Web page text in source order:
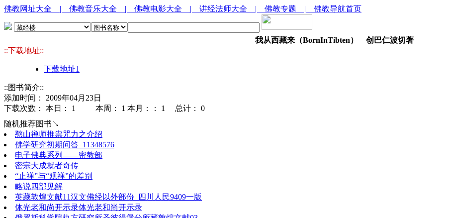
佛教网址大全 | 佛教音乐大全 | 佛教电影大全 | 讲经法师大全 | 佛教专题 | 佛教导航首页
我从西藏来（BornInTibten） 创巴仁波切著
::下载地址::
下载地址1
::图书简介::
添加时间： 2009年04月23日
下载次数： 本日： 1 本周： 1 本月：： 1 总计： 0
随机推荐图书↘
憨山禅师推祟咒力之介绍
佛学研究初期问答_11348576
电子佛典系列——密教部
密宗大成就者奇传
“止禅”与“观禅”的差别
略说四部见解
英藏敦煌文献11汉文佛经以外部份_四川人民9409一版
体光老和尚开示录体光老和尚开示录